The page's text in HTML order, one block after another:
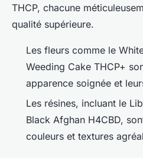
THCP, chacune
qualité supérieure.
Les fleurs comme le
Weeding Cake THCP+
apparence soignée et
Les résines, incluant le
Black Afghan H4CBD,
couleurs et textures